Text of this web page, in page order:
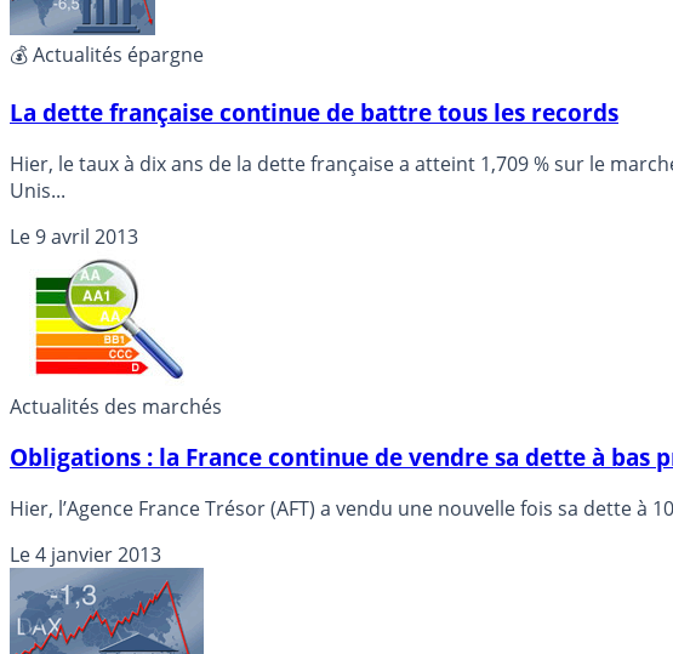
💰 Actualités épargne
La dette française continue de battre tous les records
Hier, le taux à dix ans de la dette française a atteint 1,709 % sur le
Unis...
Le9 avril 2013
Actualités des marchés
Obligations : la France continue de vendre sa dette à bas
Hier, l’Agence France Trésor (AFT) a vendu une nouvelle fois sa dette à
Le4 janvier 2013